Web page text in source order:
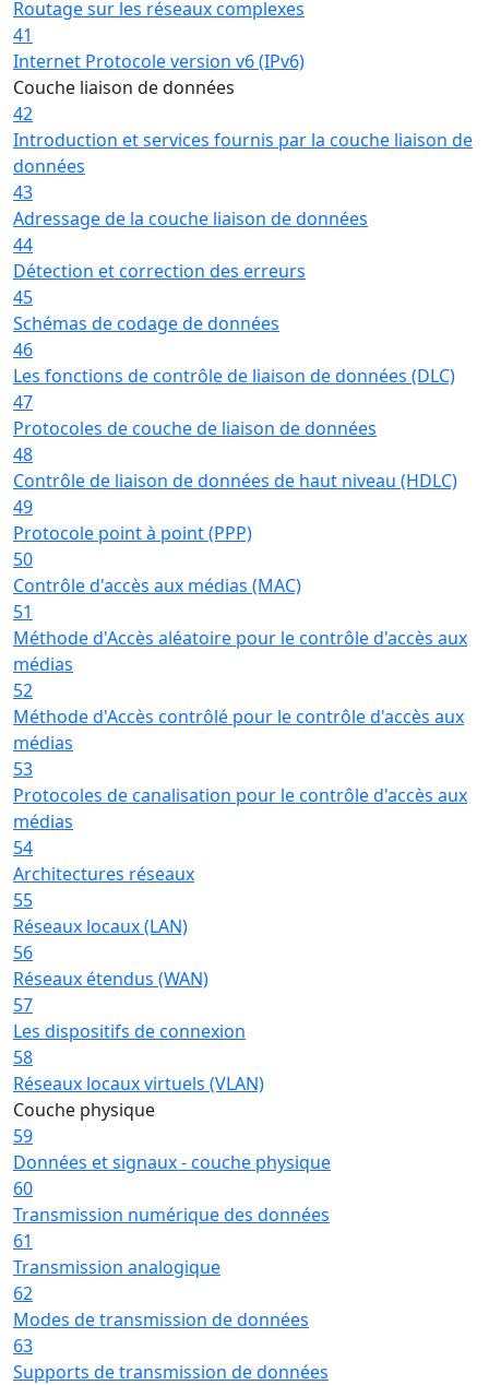
Routage sur les réseaux complexes
41
Internet Protocole version v6 (IPv6)
Couche liaison de données
42
Introduction et services fournis par la couche liaison de
données
43
Adressage de la couche liaison de données
44
Détection et correction des erreurs
45
Schémas de codage de données
46
Les fonctions de contrôle de liaison de données (DLC)
47
Protocoles de couche de liaison de données
48
Contrôle de liaison de données de haut niveau (HDLC)
49
Protocole point à point (PPP)
50
Contrôle d'accès aux médias (MAC)
51
Méthode d'Accès aléatoire pour le contrôle d'accès aux
médias
52
Méthode d'Accès contrôlé pour le contrôle d'accès aux
médias
53
Protocoles de canalisation pour le contrôle d'accès aux
médias
54
Architectures réseaux
55
Réseaux locaux (LAN)
56
Réseaux étendus (WAN)
57
Les dispositifs de connexion
58
Réseaux locaux virtuels (VLAN)
Couche physique
59
Données et signaux - couche physique
60
Transmission numérique des données
61
Transmission analogique
62
Modes de transmission de données
63
Supports de transmission de données